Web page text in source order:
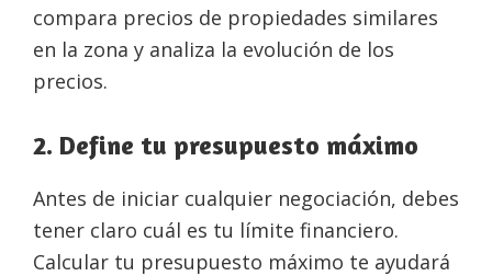
compara precios de propiedades similares
en la zona y analiza la evolución de los
precios.
2. Define tu presupuesto máximo
Antes de iniciar cualquier negociación, debes
tener claro cuál es tu límite financiero.
Calcular tu presupuesto máximo te ayudará